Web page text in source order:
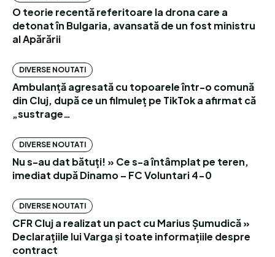
O teorie recentă referitoare la drona care a
detonat în Bulgaria, avansată de un fost ministru
al Apărării
DIVERSE NOUTATI
Ambulanță agresată cu topoarele într-o comună
din Cluj, după ce un filmuleț pe TikTok a afirmat că
„sustrage…
DIVERSE NOUTATI
Nu s-au dat bătuți! » Ce s-a întâmplat pe teren,
imediat după Dinamo – FC Voluntari 4-0
DIVERSE NOUTATI
CFR Cluj a realizat un pact cu Marius Șumudică »
Declarațiile lui Varga și toate informațiile despre
contract